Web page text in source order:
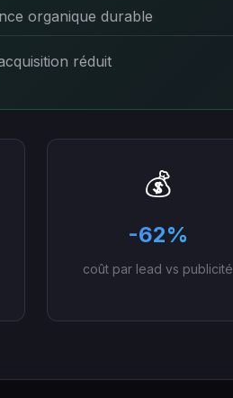
organique durable
réduit
💰
-62%
coût par lead vs publicité